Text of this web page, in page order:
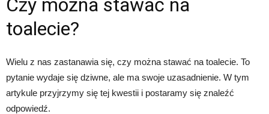
toalecie?
Wielu z nas zastanawia się, czy można stawać na toalecie. To
pytanie wydaje się dziwne, ale ma swoje uzasadnienie. W tym
artykule przyjrzymy się tej kwestii i postaramy się znaleźć
odpowiedź.